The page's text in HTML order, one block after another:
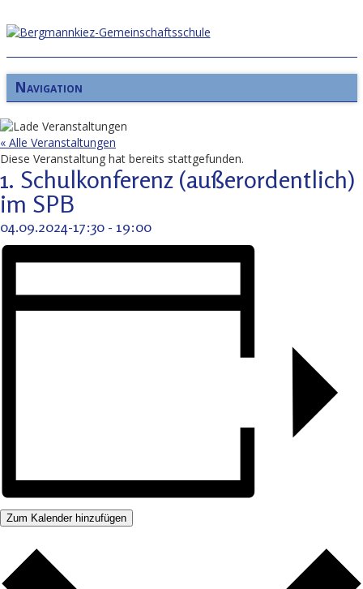
Navigation
« Alle Veranstaltungen
Diese Veranstaltung hat bereits stattgefunden.
1. Schulkonferenz (außerordentlich)
im SPB
04.09.2024-17:30 - 19:00
Zum Kalender hinzufügen